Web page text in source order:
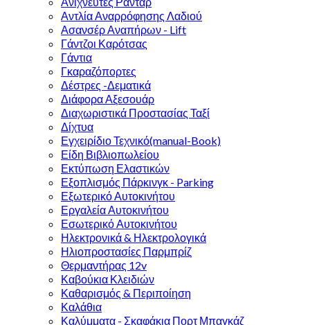
Αντλία Αναρρόφησης Λαδιού
Ασανσέρ Αναπήρων - Lift
Γάντζοι Καρότσας
Γάντια
Γκαραζόπορτες
Δέστρες -Δεματικά
Διάφορα Αξεσουάρ
Διαχωριστικά Προστασίας Ταξί
Δίχτυα
Εγχειρίδιο Τεχνικό(manual-Book)
Είδη Βιβλιοπωλείου
Εκτύπωση Ελαστικών
Εξοπλισμός Πάρκινγκ - Parking
Εξωτερικό Αυτοκινήτου
Εργαλεία Αυτοκινήτου
Εσωτερικό Αυτοκινήτου
Ηλεκτρονικά & Ηλεκτρολογικά
Ηλιοπροστασίες Παρμπρίζ
Θερμαντήρας 12v
Καβούκια Κλειδιών
Καθαρισμός & Περιποίηση
Καλάθια
Καλύμματα - Σκαφάκια Πορτ Μπαγκάζ